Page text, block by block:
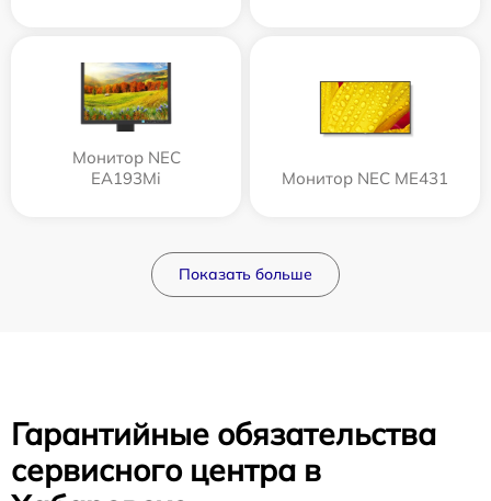
Монитор NEC
EA193Mi
Монитор NEC ME431
Показать больше
Гарантийные обязательства
сервисного центра в